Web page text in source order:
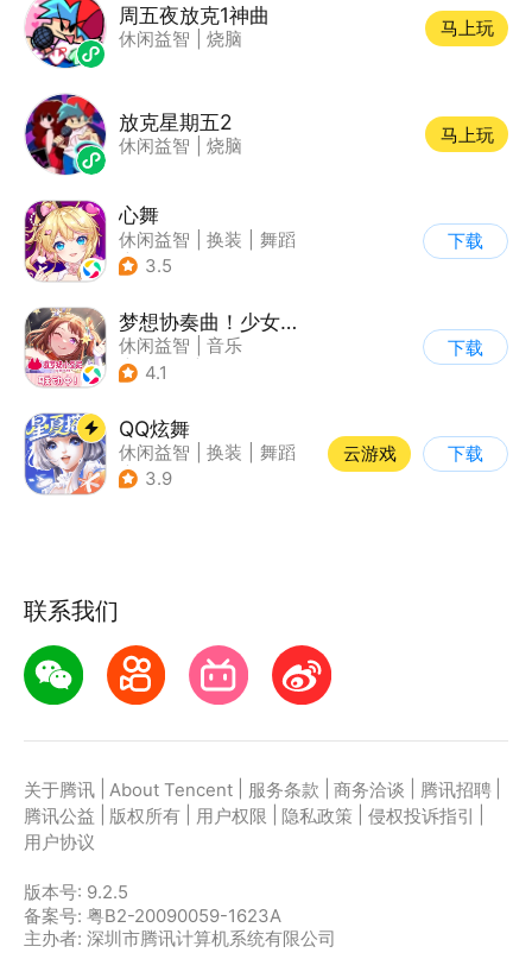
周五夜放克1神曲
休闲益智 烧脑
马上玩
放克星期五2
休闲益智 烧脑
马上玩
心舞
休闲益智 换装
舞蹈
| 结婚
3.5
下载
梦想协奏曲！少女乐团派对！
休闲益智
音乐
| 美少女
4.1
下载
QQ炫舞
休闲益智 换装
舞蹈
| 美少女
3.9
云游戏 下载
联系我们
关于腾讯 About Tencent 服务条款 商务洽谈 腾讯招聘
腾讯公益
版权所有 用户权限 隐私政策 侵权投诉指引
用户协议
版本号: 9.2.5
备案号: 粤B2-20090059-1623A
主办者: 深圳市腾讯计算机系统有限公司